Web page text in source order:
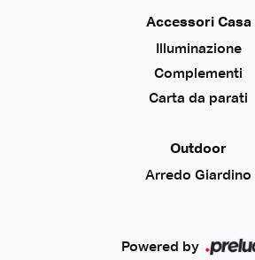
Accessori Casa
Illuminazione
Complementi
Carta da parati
Outdoor
Arredo Giardino
Powered by